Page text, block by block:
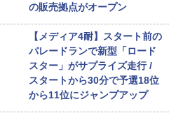
の販売拠点がオープン
【メディア4耐】スタート前の
パレードランで新型「ロード
スター」がサプライズ走行 /
スタートから30分で予選18位
から11位にジャンプアップ